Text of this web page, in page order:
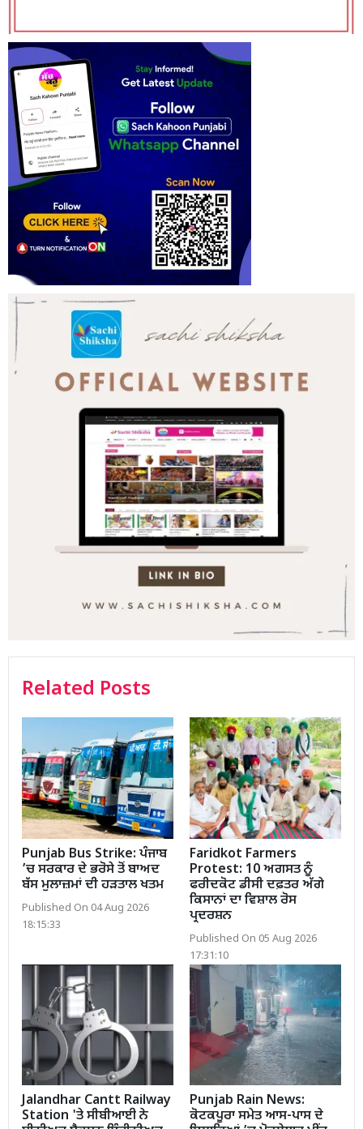
Related Posts
Punjab Bus Strike: ਪੰਜਾਬ
’ਚ ਸਰਕਾਰ ਦੇ ਭਰੋਸੇ ਤੋਂ ਬਾਅਦ
ਬੱਸ ਮੁਲਾਜ਼ਮਾਂ ਦੀ ਹੜਤਾਲ ਖਤਮ
Published On 04 Aug 2026
18:15:33
Faridkot Farmers
Protest: 10 ਅਗਸਤ ਨੂੰ
ਫਰੀਦਕੋਟ ਡੀਸੀ ਦਫ਼ਤਰ ਅੱਗੇ
ਕਿਸਾਨਾਂ ਦਾ ਵਿਸ਼ਾਲ ਰੋਸ
ਪ੍ਰਦਰਸ਼ਨ
Published On 05 Aug 2026
17:31:10
Jalandhar Cantt Railway
Station 'ਤੇ ਸੀਬੀਆਈ ਨੇ
Punjab Rain News:
ਕੋਟਕਪੂਰਾ ਸਮੇਤ ਆਸ-ਪਾਸ ਦੇ